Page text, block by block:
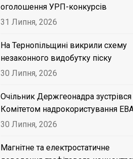
оголошення УРП-конкурсів
31 Липня, 2026
На Тернопільщині викрили схему
незаконного видобутку піску
30 Липня, 2026
Очільник Держгеонадра зустрівся
Комітетом надрокористування
30 Липня, 2026
Магнітне та електростатичне